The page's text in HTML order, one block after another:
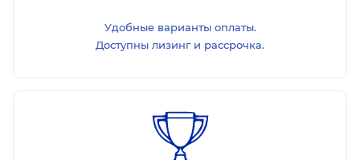
Удобные варианты оплаты.
Доступны лизинг и рассрочка.